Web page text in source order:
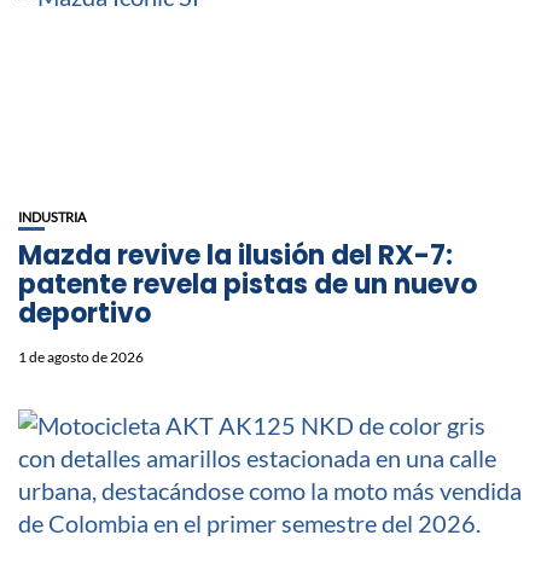
INDUSTRIA
Mazda revive la ilusión del RX-7:
patente revela pistas de un nuevo
deportivo
1 de agosto de 2026